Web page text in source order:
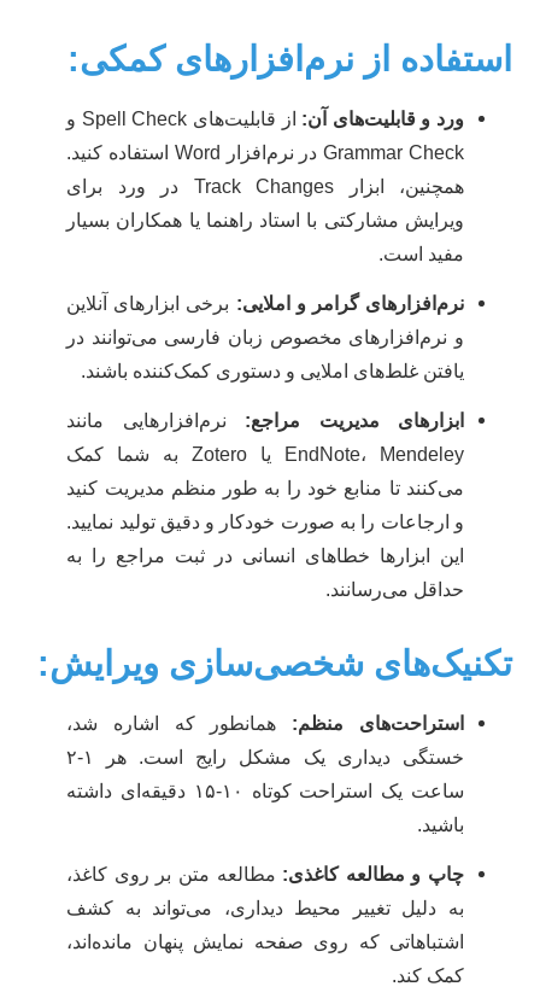
از نرم‌افزارهای کمکی:
ورد و قابلیت‌های آن:
از قابلیت‌های Spell Check و
Grammar Check در نرم‌افزار Word استفاده کنید.
همچنین، ابزار Track Changes در ورد برای
ویرایش مشارکتی با استاد راهنما یا همکاران بسیار
مفید است.
نرم‌افزارهای گرامر و املایی:برخی ابزارهای آنلاین
و نرم‌افزارهای مخصوص زبان فارسی می‌توانند در
یافتن غلط‌های املایی و دستوری کمک‌کننده باشند.
ابزارهای مدیریت مراجع: نرم‌افزارهایی مانند
EndNote، Mendeley یا Zotero به شما کمک
می‌کنند تا منابع خود را به طور منظم مدیریت کنید
و ارجاعات را به صورت خودکار و دقیق تولید نمایید.
این ابزارها خطاهای انسانی در ثبت مراجع را به
حداقل می‌رسانند.
شخصی‌سازی ویرایش:
استراحت‌های منظم:همانطور که اشاره شد،
خستگی دیداری یک مشکل رایج است. هر ۱-۲
ساعت یک استراحت کوتاه ۱۰-۱۵ دقیقه‌ای داشته
باشید.
چاپ و مطالعه کاغذی:مطالعه متن بر روی کاغذ،
به دلیل تغییر محیط دیداری، می‌تواند به کشف
اشتباهاتی که روی صفحه نمایش پنهان مانده‌اند،
کمک کند.